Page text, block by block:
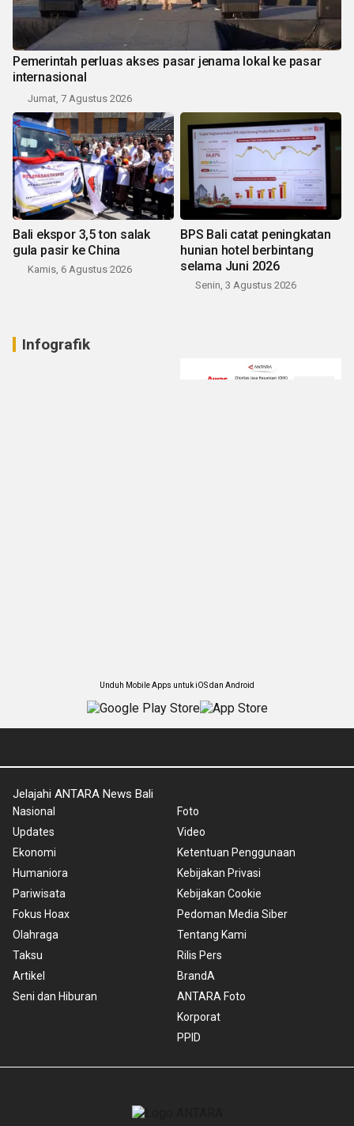
Pemerintah perluas akses pasar jenama lokal ke pasar
internasional
Jumat, 7 Agustus 2026
Bali ekspor 3,5 ton salak
gula pasir ke China
Kamis, 6 Agustus 2026
BPS Bali catat peningkatan
hunian hotel berbintang
selama Juni 2026
Senin, 3 Agustus 2026
Infografik
Unduh Mobile Apps untuk iOS dan Android
Jelajahi ANTARA News Bali
Nasional
Updates
Ekonomi
Humaniora
Pariwisata
Fokus Hoax
Olahraga
Taksu
Artikel
Seni dan Hiburan
Foto
Video
Ketentuan Penggunaan
Kebijakan Privasi
Kebijakan Cookie
Pedoman Media Siber
Tentang Kami
Rilis Pers
BrandA
ANTARA Foto
Korporat
PPID